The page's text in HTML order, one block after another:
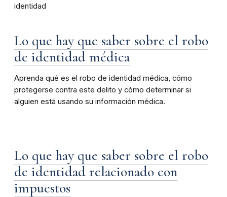
identidad
Lo que hay que saber sobre el robo
de identidad médica
Aprenda qué es el robo de identidad médica, cómo
protegerse contra este delito y cómo determinar si
alguien está usando su información médica.
Lo que hay que saber sobre el robo
de identidad relacionado con
impuestos